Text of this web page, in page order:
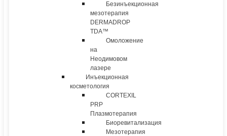
Безинъекционная
мезотерапия
DERMADROP
TDA™
Омоложение
на
Неодимовом
лазере
Инъекционная
косметология
CORTEXIL
PRP
Плазмотерапия
Биоревитализация
Мезотерапия